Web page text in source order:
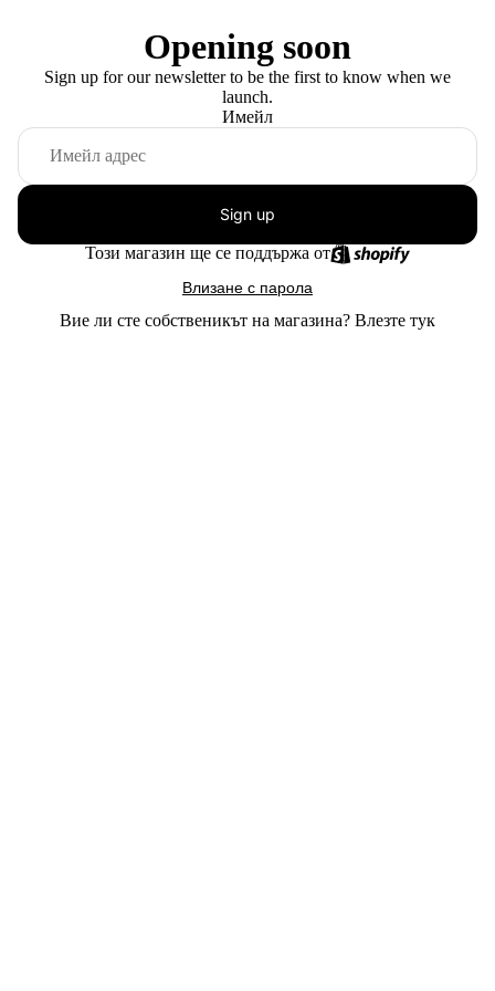
Opening soon
Sign up for our newsletter to be the first to know when we
launch.
Имейл
Sign up
Този магазин ще се поддържа от
Влизане с парола
Вие ли сте собственикът на магазина? Влезте тук